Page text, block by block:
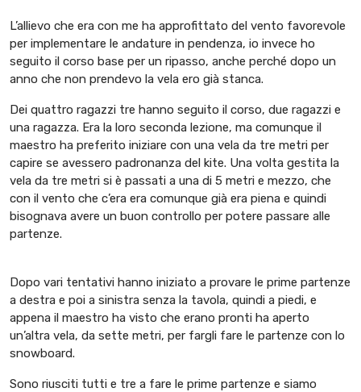
L’allievo che era con me ha approfittato del vento favorevole
per implementare le andature in pendenza, io invece ho
seguito il corso base per un ripasso, anche perché dopo un
anno che non prendevo la vela ero già stanca.
Dei quattro ragazzi tre hanno seguito il corso, due ragazzi e
una ragazza. Era la loro seconda lezione, ma comunque il
maestro ha preferito iniziare con una vela da tre metri per
capire se avessero padronanza del kite. Una volta gestita la
vela da tre metri si è passati a una di 5 metri e mezzo, che
con il vento che c’era era comunque già era piena e quindi
bisognava avere un buon controllo per potere passare alle
partenze.
Dopo vari tentativi hanno iniziato a provare le prime partenze
a destra e poi a sinistra senza la tavola, quindi a piedi, e
appena il maestro ha visto che erano pronti ha aperto
un’altra vela, da sette metri, per fargli fare le partenze con lo
snowboard.
Sono riusciti tutti e tre a fare le prime partenze e siamo